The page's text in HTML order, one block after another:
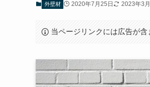
外壁材 2020年7月25日 2023年3
当ページリンクには広告が含